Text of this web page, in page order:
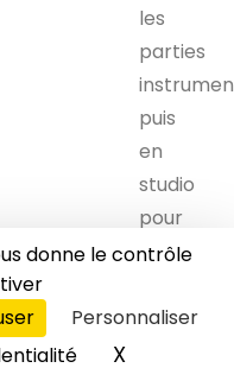
donne le contrôle
Personnaliser
XMasquer
les
parties
puis
en
studio
pour
les
Le